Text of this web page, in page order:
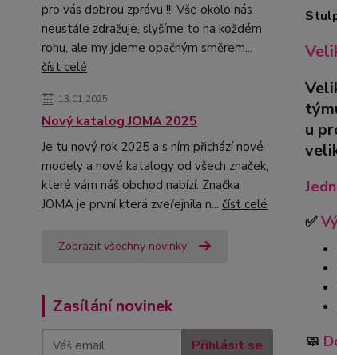
pro vás dobrou zprávu !!! Vše okolo nás
neustále zdražuje, slyšíme to na koždém
rohu, ale my jdeme opačným směrem...
číst celé
13.01.2025
Nový katalog JOMA 2025
Je tu nový rok 2025 a s ním přichází nové
modely a nové katalogy od všech značek,
které vám náš obchod nabízí. Značka
JOMA je první která zveřejnila n... číst celé
Zobrazit všechny novinky
Zasílání novinek
Přihlásit se
u
✅
🧼